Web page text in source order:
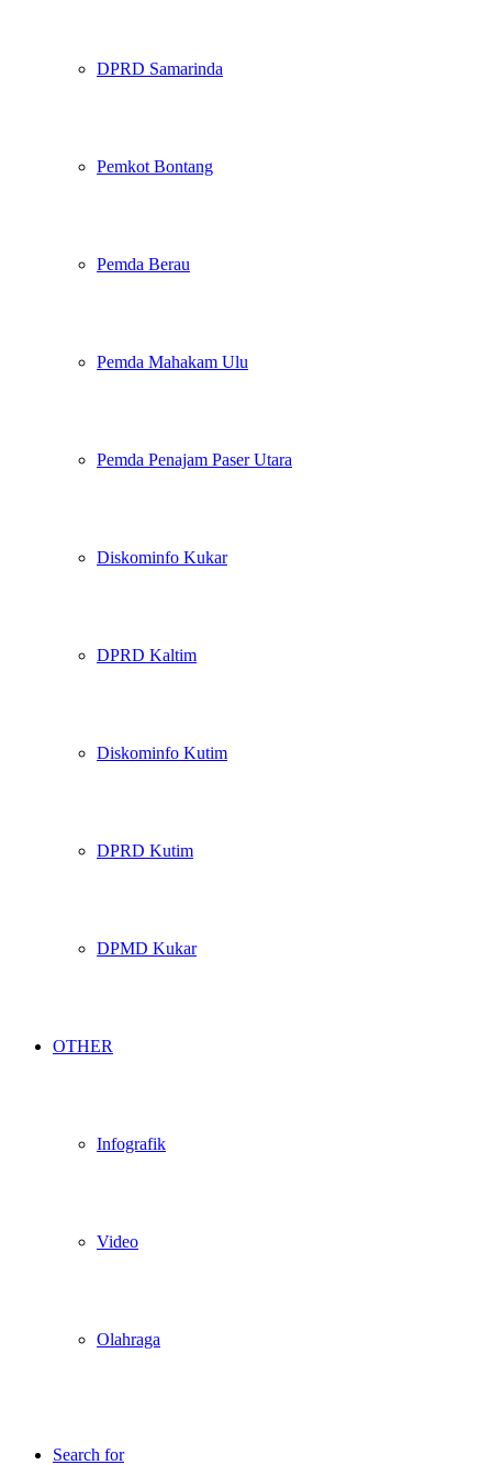
DPRD Samarinda
Pemkot Bontang
Pemda Berau
Pemda Mahakam Ulu
Pemda Penajam Paser Utara
Diskominfo Kukar
DPRD Kaltim
Diskominfo Kutim
DPRD Kutim
DPMD Kukar
OTHER
Infografik
Video
Olahraga
Search for